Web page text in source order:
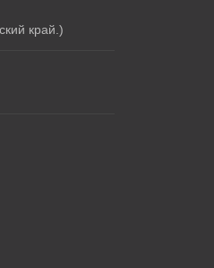
край.)